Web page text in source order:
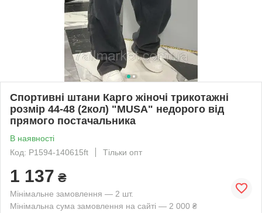
Спортивні штани Карго жіночі трикотажні
розмір 44-48 (2кол) "MUSA" недорого від
прямого постачальника
В наявності
Код: P1594-140615ft
Тільки опт
1 137 ₴
Мінімальне замовлення — 2 шт.
Мінімальна сума замовлення на сайті — 2 000 ₴